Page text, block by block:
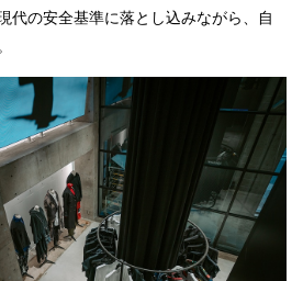
代の安全基準に落とし込みながら、自